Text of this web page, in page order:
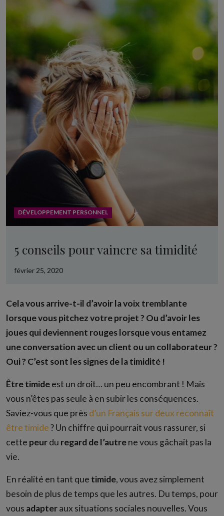
DÉVELOPPEMENT PERSONNEL
5 conseils pour vaincre sa timidité
février 25, 2020
Cela vous arrive-t-il d’avoir la voix tremblante
lorsque vous pitchez votre projet ? Ou d’avoir les
joues qui deviennent rouges lorsque vous entamez
une conversation avec un client ou un collaborateur ?
Oui ? C’est sont les signes de la timidité !
Être timideest un droit… un peu encombrant ! Mais
vous n’êtes pas seule à en subir les conséquences.
Saviez-vous que près d’un Français sur deux reconnaît
être timide? Un chiffre qui pourrait vous rassurer, si
cette peurdu regard de l’autrene vous gâchait pas la
vie.
En réalité en tant que timide, vous avez simplement
besoin de plus de temps que les autres. Du temps, pour
vous adapteraux situations sociales nouvelles. Vous